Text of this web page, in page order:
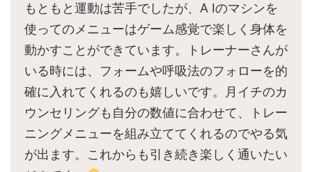
もともと運動は苦手でしたが、A Iのマシンを
使ってのメニューはゲーム感覚で楽しく身体を
動かすことができています。トレーナーさんが
いる時には、フォームや呼吸法のフォローを的
確に入れてくれるのも嬉しいです。月イチのカ
ウンセリングも自分の数値に合わせて、トレー
ニングメニューを組み立ててくれるのでやる気
が出ます。これからも引き続き楽しく通いたい